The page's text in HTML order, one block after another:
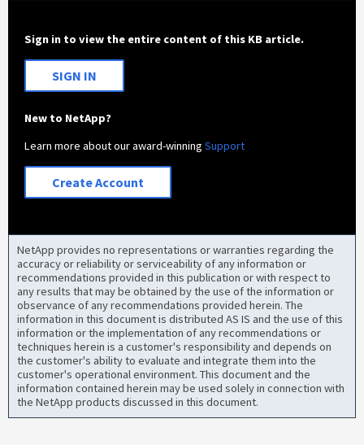
Sign in to view the entire content of this KB article.
SIGN IN
New to NetApp?
Learn more about our award-winningSupport
Create Account
NetApp provides no representations or warranties regarding the
accuracy or reliability or serviceability of any information or
recommendations provided in this publication or with respect to
any results that may be obtained by the use of the information or
observance of any recommendations provided herein. The
information in this document is distributed AS IS and the use of this
information or the implementation of any recommendations or
techniques herein is a customer's responsibility and depends on
the customer's ability to evaluate and integrate them into the
customer's operational environment. This document and the
information contained herein may be used solely in connection with
the NetApp products discussed in this document.